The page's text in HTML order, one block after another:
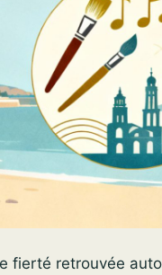
fierté retrouvée